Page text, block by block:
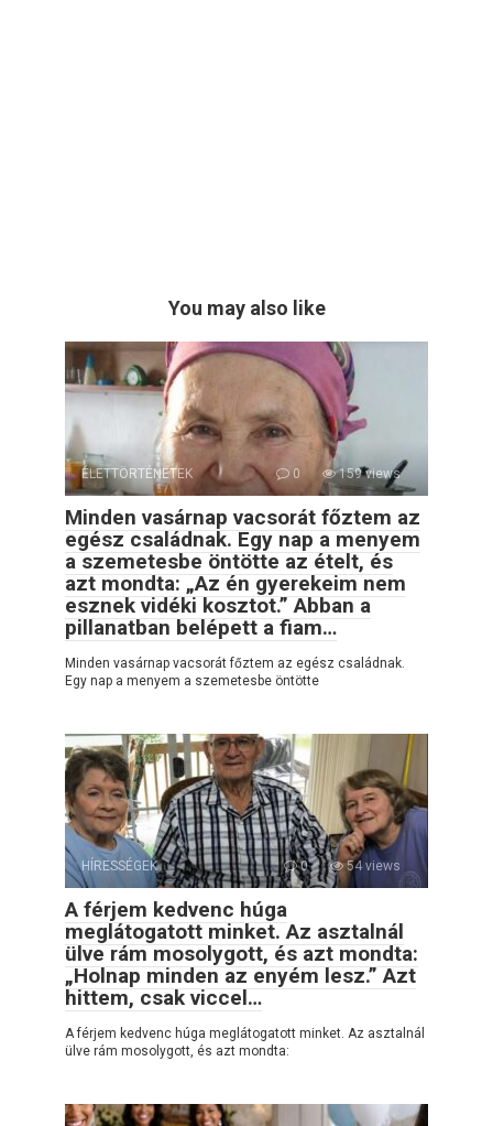
You may also like
ÉLETTÖRTÉNETEK 0 159 views
Minden vasárnap vacsorát főztem az
egész családnak. Egy nap a menyem
a szemetesbe öntötte az ételt, és
azt mondta: „Az én gyerekeim nem
esznek vidéki kosztot.” Abban a
pillanatban belépett a fiam…
Minden vasárnap vacsorát főztem az egész családnak.
Egy nap a menyem a szemetesbe öntötte
HÍRESSÉGEK 0 54 views
A férjem kedvenc húga
meglátogatott minket. Az asztalnál
ülve rám mosolygott, és azt mondta:
„Holnap minden az enyém lesz.” Azt
hittem, csak viccel…
A férjem kedvenc húga meglátogatott minket. Az asztalnál
ülve rám mosolygott, és azt mondta: